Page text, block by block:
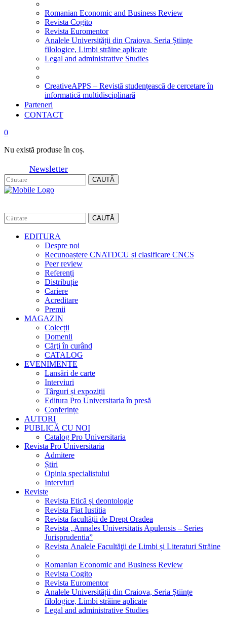
Romanian Economic and Business Review
Revista Cogito
Revista Euromentor
Analele Universității din Craiova, Seria Științe
filologice, Limbi străine aplicate
Legal and administrative Studies
CreativeAPPS – Revistă studențească de cercetare în
informatică multidisciplinară
Parteneri
CONTACT
0
Nu există produse în coș.
Newsletter
CAUTĂ
CAUTĂ
EDITURA
Despre noi
Recunoaștere CNATDCU și clasificare CNCS
Peer review
Referenți
Distribuție
Cariere
Acreditare
Premii
MAGAZIN
Colecții
Domenii
Cărţi în curând
CATALOG
EVENIMENTE
Lansări de carte
Interviuri
Târguri și expoziții
Editura Pro Universitaria în presă
Conferințe
AUTORI
PUBLICĂ CU NOI
Catalog Pro Universitaria
Revista Pro Universitaria
Admitere
Știri
Opinia specialistului
Interviuri
Reviste
Revista Etică și deontologie
Revista Fiat Iustitia
Revista facultății de Drept Oradea
Revista „Annales Universitatis Apulensis – Series
Jurisprudentia”
Revista Analele Facultăţii de Limbi și Literaturi Străine
Romanian Economic and Business Review
Revista Cogito
Revista Euromentor
Analele Universității din Craiova, Seria Științe
filologice, Limbi străine aplicate
Legal and administrative Studies